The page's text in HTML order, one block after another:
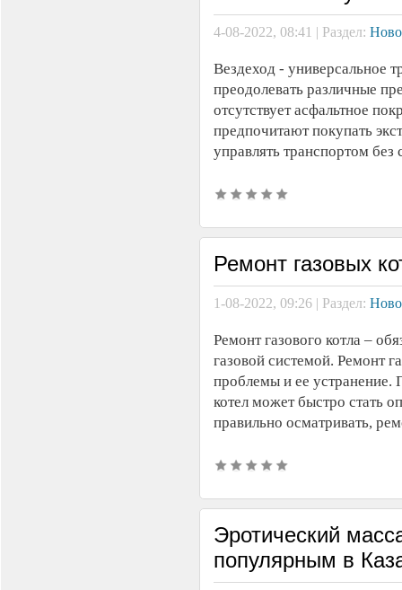
4-08-2022, 08:41 | Раздел:
Вездеход - универсальное
преодолевать различные
отсутствует асфальтное
предпочитают покупать
управлять транспортом
Ремонт газовых
1-08-2022, 09:26 | Раздел:
Ремонт газового котла –
газовой системой. Ремонт
проблемы и ее
котел может быстро стать
правильно осматривать,
Эротический
популярным в